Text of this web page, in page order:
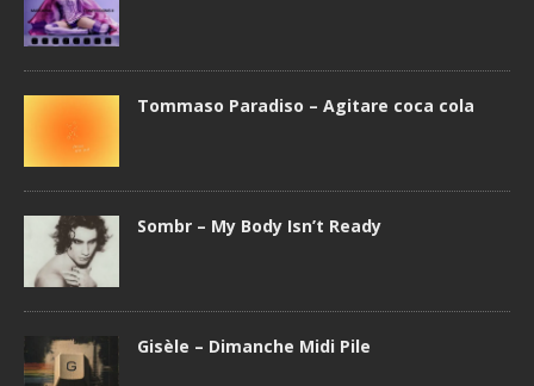
Tommaso Paradiso – Agitare coca cola
Sombr – My Body Isn’t Ready
Gisèle – Dimanche Midi Pile